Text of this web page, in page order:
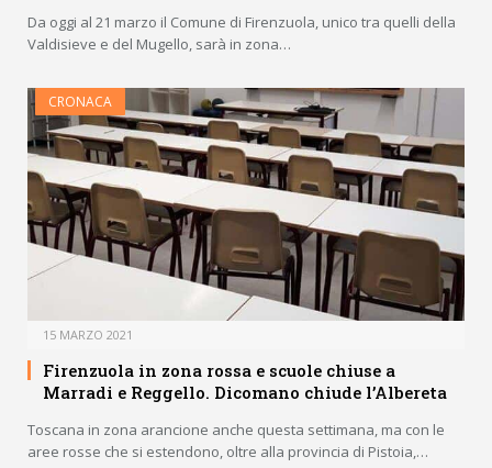
Da oggi al 21 marzo il Comune di Firenzuola, unico tra quelli della
Valdisieve e del Mugello, sarà in zona…
CRONACA
15 MARZO 2021
Firenzuola in zona rossa e scuole chiuse a
Marradi e Reggello. Dicomano chiude l’Albereta
Toscana in zona arancione anche questa settimana, ma con le
aree rosse che si estendono, oltre alla provincia di Pistoia,…